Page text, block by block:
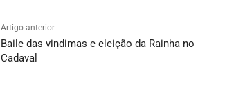
Artigo anterior
Baile das vindimas e eleição da Rainha no
Cadaval